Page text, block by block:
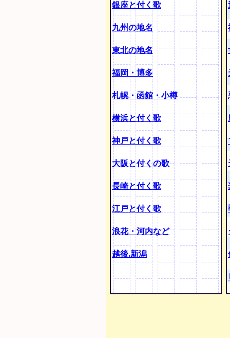
銀座と付く歌
九州の地名
東北の地名
福岡・博多
札幌・函館・小樽
横浜と付く歌
神戸と付く歌
大阪と付くの歌
長崎と付く歌
江戸と付く歌
浪花・河内など
越後.新潟